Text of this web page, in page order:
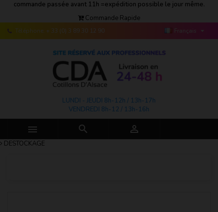
commande passée avant 11h =expédition possible le jour même.
Commande Rapide
Téléphone: + 33 (0) 3 89 30 12 90 Français 
LUNDI - JEUDI 8h-12h / 13h-17h
VENDREDI 8h-12 / 13h-16h
  
DESTOCKAGE